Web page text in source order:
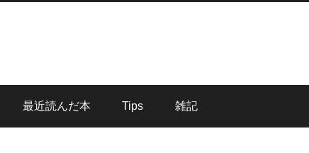
最近読んだ本 Tips 雑記